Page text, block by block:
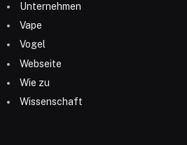
Unternehmen
Vape
Vogel
Webseite
Wie zu
Wissenschaft